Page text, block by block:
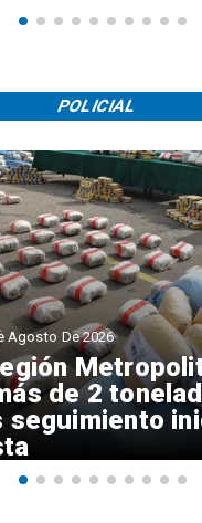
de 2
seguimiento
Agosto De 2026
POLICIAL